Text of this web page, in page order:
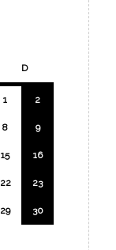
D
1 2
8 9
15 16
22 23
29 30